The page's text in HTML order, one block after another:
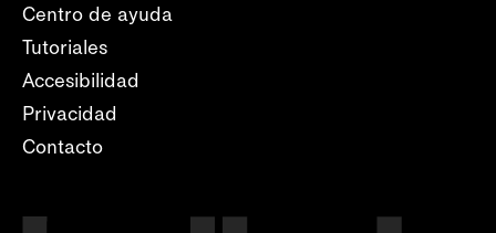
Centro de ayuda
Tutoriales
Accesibilidad
Privacidad
Contacto